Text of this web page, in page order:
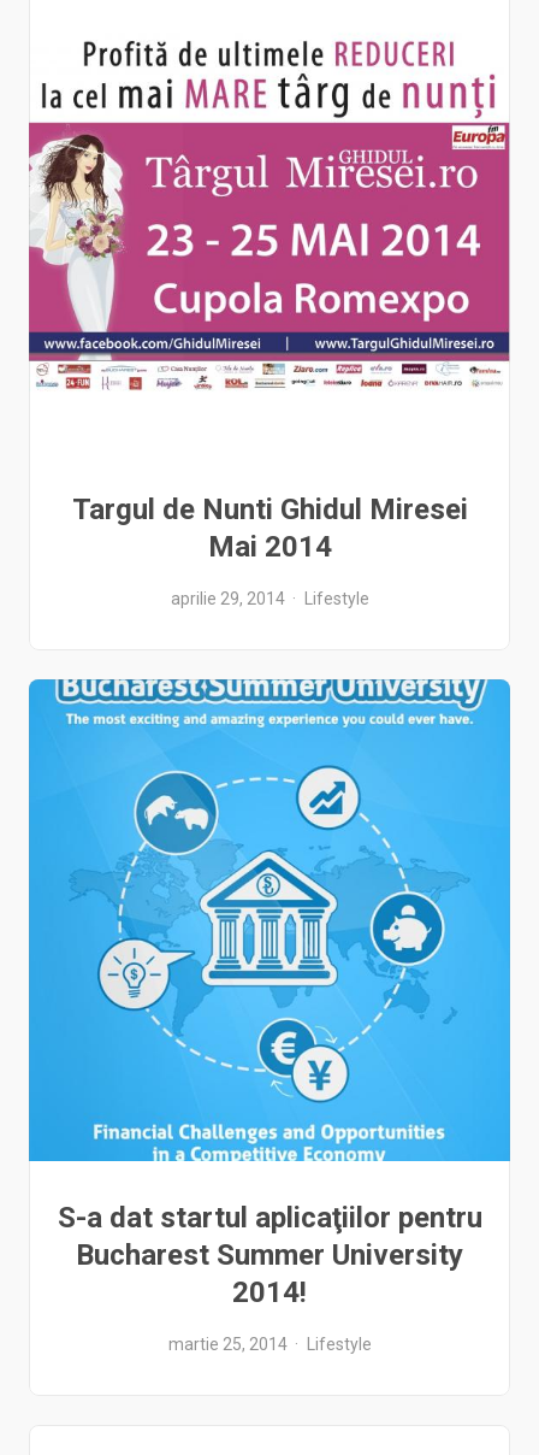
Targul de Nunti Ghidul Miresei
Mai 2014
aprilie 29, 2014 Lifestyle
S-a dat startul aplicaţiilor pentru
Bucharest Summer University
2014!
martie 25, 2014 Lifestyle